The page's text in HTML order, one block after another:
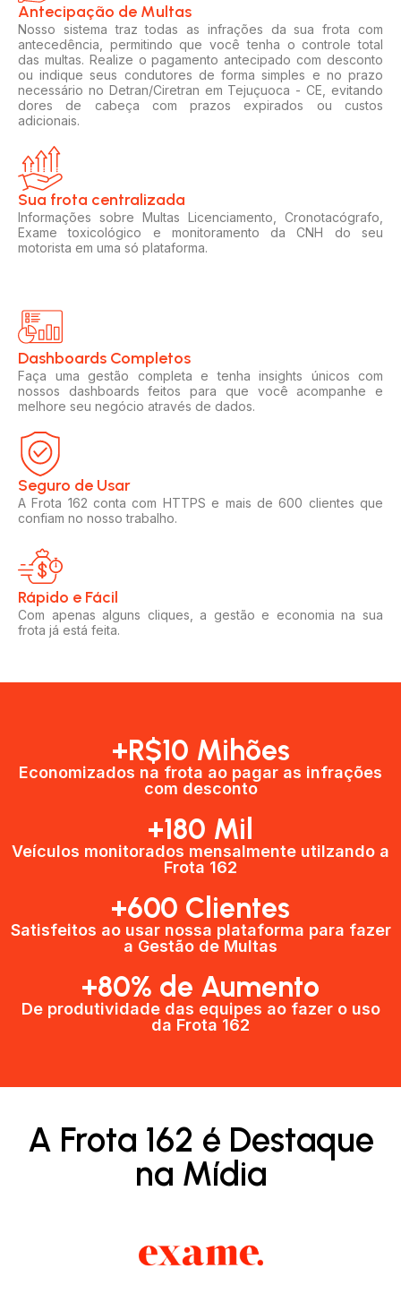
Antecipação de Multas
Nosso sistema traz todas as infrações da sua frota com
antecedência, permitindo que você tenha o controle total
das multas. Realize o pagamento antecipado com desconto
ou indique seus condutores de forma simples e no prazo
necessário no Detran/Ciretran em Tejuçuoca - CE, evitando
dores de cabeça com prazos expirados ou custos
adicionais.
Sua frota centralizada​
Informações sobre Multas Licenciamento, Cronotacógrafo,
Exame toxicológico e monitoramento da CNH do seu
motorista em uma só plataforma.
Dashboards Completos​​
Faça uma gestão completa e tenha insights únicos com
nossos dashboards feitos para que você acompanhe e
melhore seu negócio através de dados.
Seguro de Usar​
A Frota 162 conta com HTTPS e mais de 600 clientes que
confiam no nosso trabalho.
Rápido e Fácil​
Com apenas alguns cliques, a gestão e economia na sua
frota já está feita.
+R$10 Mihões
Economizados na frota ao pagar as infrações
com desconto
+180 Mil
Veículos monitorados mensalmente utilzando a
Frota 162
+600 Clientes​
Satisfeitos ao usar nossa plataforma para fazer
a Gestão de Multas​
+80% de Aumento
De produtividade das equipes ao fazer o uso
da Frota 162​
A Frota 162 é Destaque
na Mídia